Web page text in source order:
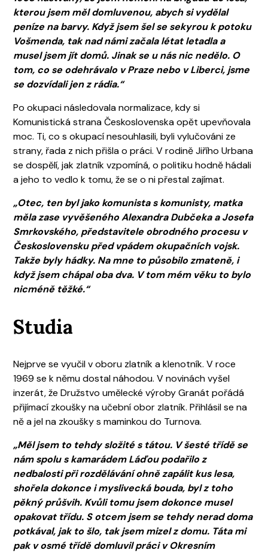
kterou jsem měl domluvenou, abych si vydělal
peníze na barvy. Když jsem šel se sekyrou k potoku
Vošmenda, tak nad námi začala létat letadla a
musel jsem jít domů. Jinak se u nás nic nedělo. O
tom, co se odehrávalo v Praze nebo v Liberci, jsme
se dozvídali jen z rádia.“
Po okupaci následovala normalizace, kdy si
Komunistická strana Československa opět upevňovala
moc. Ti, co s okupací nesouhlasili, byli vylučováni ze
strany, řada z nich přišla o práci. V rodině Jiřího Urbana
se dospělí, jak zlatník vzpomíná, o politiku hodně hádali
a jeho to vedlo k tomu, že se o ni přestal zajímat.
„Otec, ten byl jako komunista s komunisty, matka
měla zase vyvěšeného Alexandra Dubčeka a Josefa
Smrkovského, představitele obrodného procesu v
Československu před vpádem okupačních vojsk.
Takže byly hádky. Na mne to působilo zmateně, i
když jsem chápal oba dva. V tom mém věku to bylo
nicméně těžké.“
Studia
Nejprve se vyučil v oboru zlatník a klenotník. V roce
1969 se k němu dostal náhodou. V novinách vyšel
inzerát, že Družstvo umělecké výroby Granát pořádá
přijímací zkoušky na učební obor zlatník. Přihlásil se na
ně a jel na zkoušky s maminkou do Turnova.
„Měl jsem to tehdy složité s tátou. V šesté třídě se
nám spolu s kamarádem Láďou podařilo z
nedbalosti při rozdělávání ohně zapálit kus lesa,
shořela dokonce i myslivecká bouda, byl z toho
pěkný průšvih. Kvůli tomu jsem dokonce musel
opakovat třídu. S otcem jsem se tehdy nerad doma
potkával, jak to šlo, tak jsem mizel z domu. Táta mi
pak v osmé třídě domluvil práci v Okresním